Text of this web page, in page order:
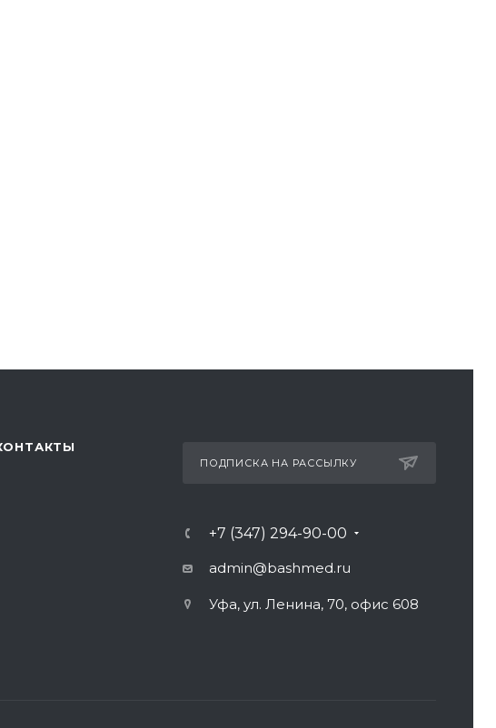
ПОДПИСКА НА РАССЫЛКУ
+7 (347) 294-90-00
admin@bashmed.ru
Уфа, ул. Ленина, 70, офис 608